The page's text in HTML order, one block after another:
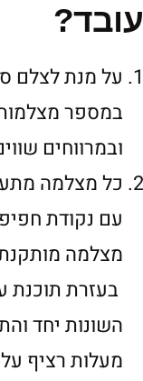
עובד?
במספר
ובמרווחים
כל מצלמה
עם נקודת
מצלמה
בעזרת תוכנת
מעלות רציף